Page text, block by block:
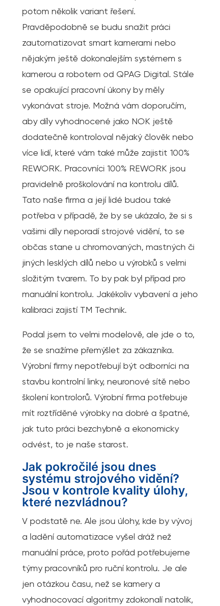
potom několik variant řešení.
Pravděpodobně se budu snažit práci
zautomatizovat smart kamerami nebo
nějakým ještě dokonalejším systémem s
kamerou a robotem od QPAG Digital. Stále
se opakující pracovní úkony by měly
vykonávat stroje. Možná vám doporučím,
aby díly vyhodnocené jako NOK ještě
dodatečně kontroloval nějaký člověk nebo
více lidí, které vám také může zajistit 100%
REWORK. Pracovníci 100% REWORK jsou
pravidelně proškolování na kontrolu dílů.
Tato naše firma a její lidé budou také
potřeba v případě, že by se ukázalo, že si s
vašimi díly neporadí strojové vidění, to se
občas stane u chromovaných, mastných či
jiných lesklých dílů nebo u výrobků s velmi
složitým tvarem. To by pak byl případ pro
manuální kontrolu. Jakékoliv vybavení a jeho
kalibraci zajistí TM Technik.
Podal jsem to velmi modelově, ale jde o to,
že se snažíme přemýšlet za zákazníka.
Výrobní firmy nepotřebují být odborníci na
stavbu kontrolní linky, neuronové sítě nebo
školení kontrolorů. Výrobní firma potřebuje
mít roztříděné výrobky na dobré a špatné,
jak tuto práci bezchybně a ekonomicky
odvést, to je naše starost.
Jak pokročilé jsou dnes
systému strojového vidění?
Jsou v kontrole kvality úlohy,
které nezvládnou?
V podstatě ne. Ale jsou úlohy, kde by vývoj
a ladění automatizace vyšel dráž než
manuální práce, proto pořád potřebujeme
týmy pracovníků pro ruční kontrolu. Je ale
jen otázkou času, než se kamery a
vyhodnocovací algoritmy zdokonalí natolik,